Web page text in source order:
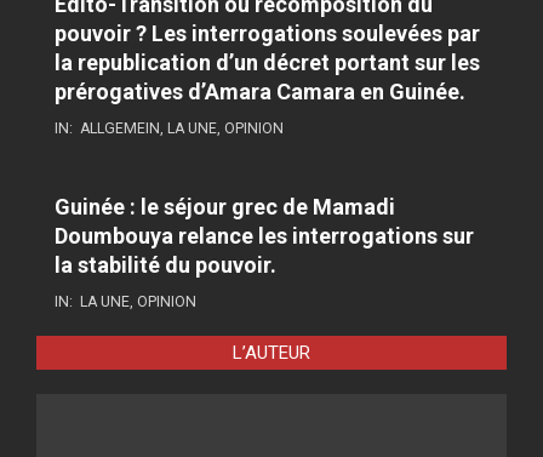
pouvoir ? Les interrogations soulevées par
la republication d’un décret portant sur les
prérogatives d’Amara Camara en Guinée.
IN: ALLGEMEIN, LA UNE, OPINION
Guinée : le séjour grec de Mamadi
Doumbouya relance les interrogations sur
la stabilité du pouvoir.
IN: LA UNE, OPINION
L’AUTEUR